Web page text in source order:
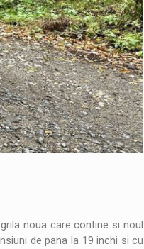
noua care contine si noul
de pana la 19 inchi si cu